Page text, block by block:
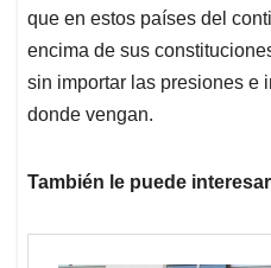
que en estos países del
encima de sus
sin importar las presiones e
donde vengan.
También le puede